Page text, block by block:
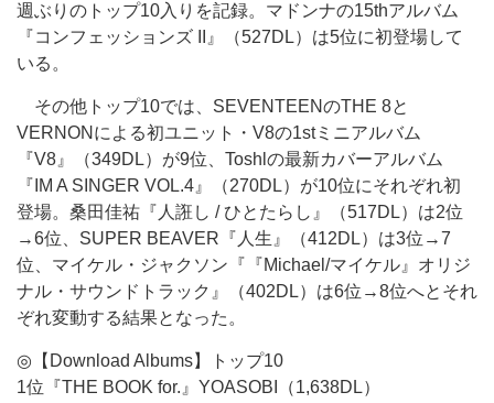
週ぶりのトップ10入りを記録。マドンナの15thアルバム
『コンフェッションズ II』（527DL）は5位に初登場して
いる。
その他トップ10では、SEVENTEENのTHE 8と
VERNONによる初ユニット・V8の1stミニアルバム
『V8』（349DL）が9位、Toshlの最新カバーアルバム
『IM A SINGER VOL.4』（270DL）が10位にそれぞれ初
登場。桑田佳祐『人誑し / ひとたらし』（517DL）は2位
→6位、SUPER BEAVER『人生』（412DL）は3位→7
位、マイケル・ジャクソン『『Michael/マイケル』オリジ
ナル・サウンドトラック』（402DL）は6位→8位へとそれ
ぞれ変動する結果となった。
◎【Download Albums】トップ10
1位『THE BOOK for.』YOASOBI（1,638DL）